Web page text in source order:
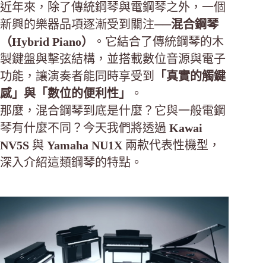
近年來，除了傳統鋼琴與電鋼琴之外，一個
新興的樂器品項逐漸受到關注──混合鋼琴
（Hybrid Piano）
。它結合了傳統鋼琴的木
製鍵盤與擊弦結構，並搭載數位音源與電子
功能，讓演奏者能同時享受到
「真實的觸鍵
感」與「數位的便利性」
。
那麼，混合鋼琴到底是什麼？它與一般電鋼
琴有什麼不同？今天我們將透過 Kawai
NV5S 與 Yamaha NU1X 兩款代表性機型，
深入介紹這類鋼琴的特點。